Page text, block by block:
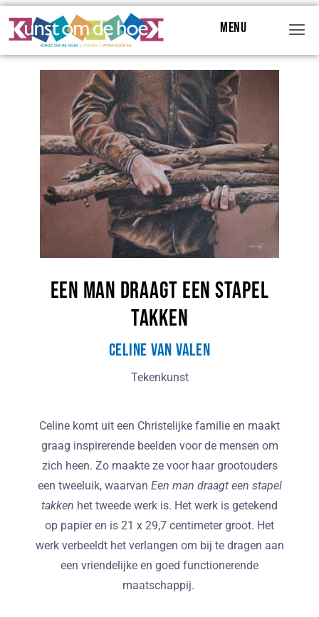
Menu
Een man draagt een stapel
Takken
Celine van Valen
Tekenkunst
Celine komt uit een Christelijke familie en maakt
graag inspirerende beelden voor de mensen om
zich heen. Zo maakte ze voor haar grootouders
een tweeluik, waarvan Een man draagt een stapel
takken het tweede werk is. Het werk is getekend
op papier en is 21 x 29,7 centimeter groot. Het
werk verbeeldt het verlangen om bij te dragen aan
een vriendelijke en goed functionerende
maatschappij.